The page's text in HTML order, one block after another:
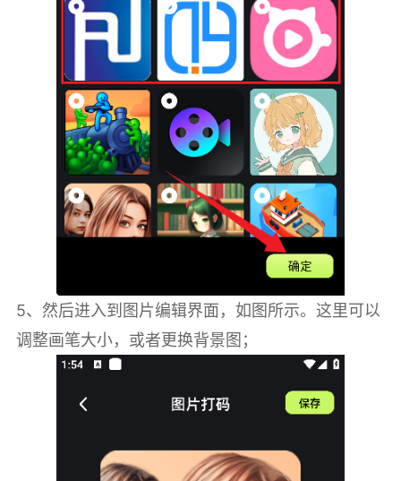
5、然后进入到图片编辑界面，如图所示。这里可以
调整画笔大小，或者更换背景图；